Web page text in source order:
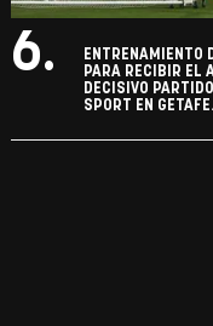
6.
ENTRENAMIENTO
PARA RECIBIR EL
DECISIVO
SPORT EN